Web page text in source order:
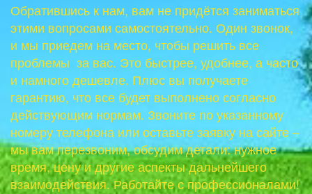
Обратившись к нам, вам не придётся заниматься
этими вопросами самостоятельно. Один звонок,
и мы приедем на место, чтобы решить все
проблемы за вас. Это быстрее, удобнее, а часто
и намного дешевле. Плюс вы получаете
гарантию, что все будет выполнено согласно
действующим нормам. Звоните по указанному
номеру телефона или оставьте заявку на сайте –
мы вам перезвоним, обсудим детали: нужное
время, цену и другие аспекты дальнейшего
взаимодействия. Работайте с профессионалами!